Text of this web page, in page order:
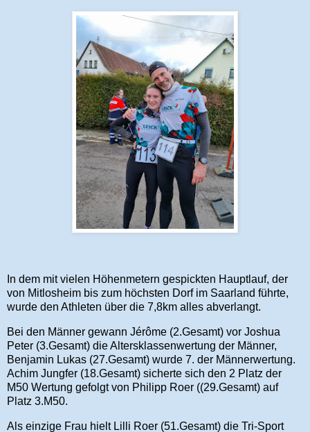
In dem mit vielen Höhenmetern gespickten Hauptlauf, der
von Mitlosheim bis zum höchsten Dorf im Saarland führte,
wurde den Athleten über die 7,8km alles abverlangt.
Bei den Männer gewann Jérôme (2.Gesamt) vor Joshua
Peter (3.Gesamt) die Altersklassenwertung der Männer,
Benjamin Lukas (27.Gesamt) wurde 7. der Männerwertung.
Achim Jungfer (18.Gesamt) sicherte sich den 2 Platz der
M50 Wertung gefolgt von Philipp Roer ((29.Gesamt) auf
Platz 3.M50.
Als einzige Frau hielt Lilli Roer (51.Gesamt) die Tri-Sport